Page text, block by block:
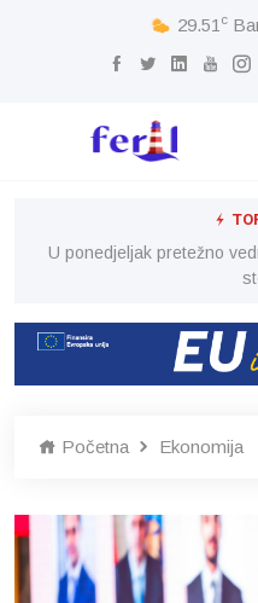
29.51 c
U ponedjeljak pretežno
Početna Ekonomija